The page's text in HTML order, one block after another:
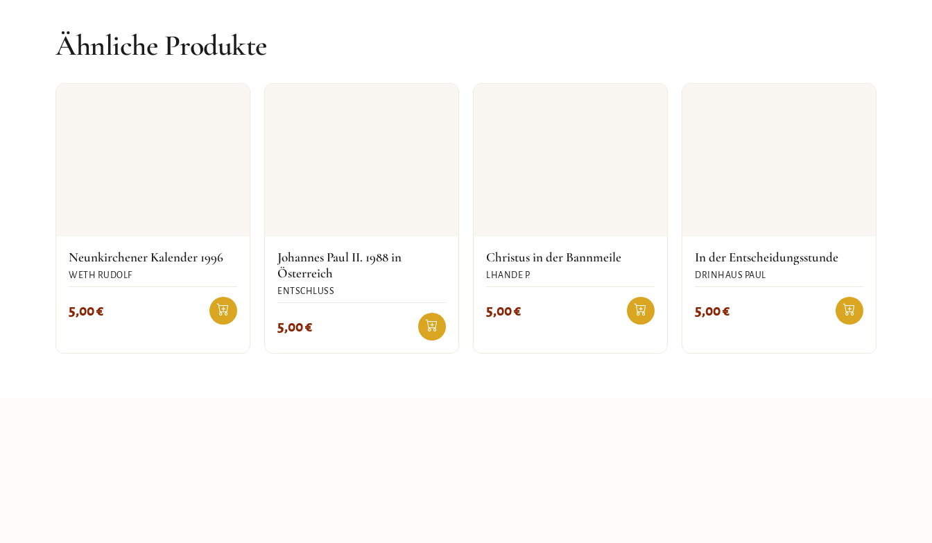
Ähnliche Produkte
Neunkirchener Kalender 1996
WETH RUDOLF
5,00€
Johannes Paul II. 1988 in
Österreich
ENTSCHLUSS
5,00€
Christus in der Bannmeile
LHANDE P.
5,00€
In der Entscheidungsstunde
DRINHAUS PAUL
5,00€